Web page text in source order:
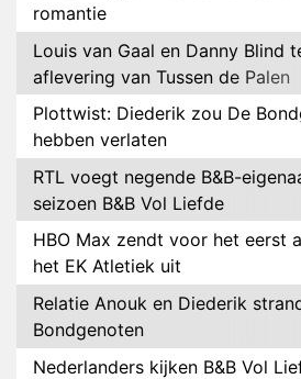
romantie
Louis van Gaal en Danny Blind
aflevering van Tussen de Palen
Plottwist: Diederik zou De
hebben verlaten
RTL voegt negende B&B-
seizoen B&B Vol Liefde
HBO Max zendt voor het eerst
het EK Atletiek uit
Relatie Anouk en Diederik
Bondgenoten
Nederlanders kijken B&B Vol